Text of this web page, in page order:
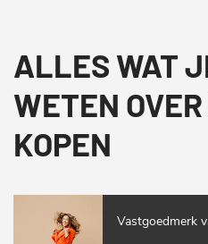
ALLES WAT
WETEN
KOPEN
Vastgoedmerk